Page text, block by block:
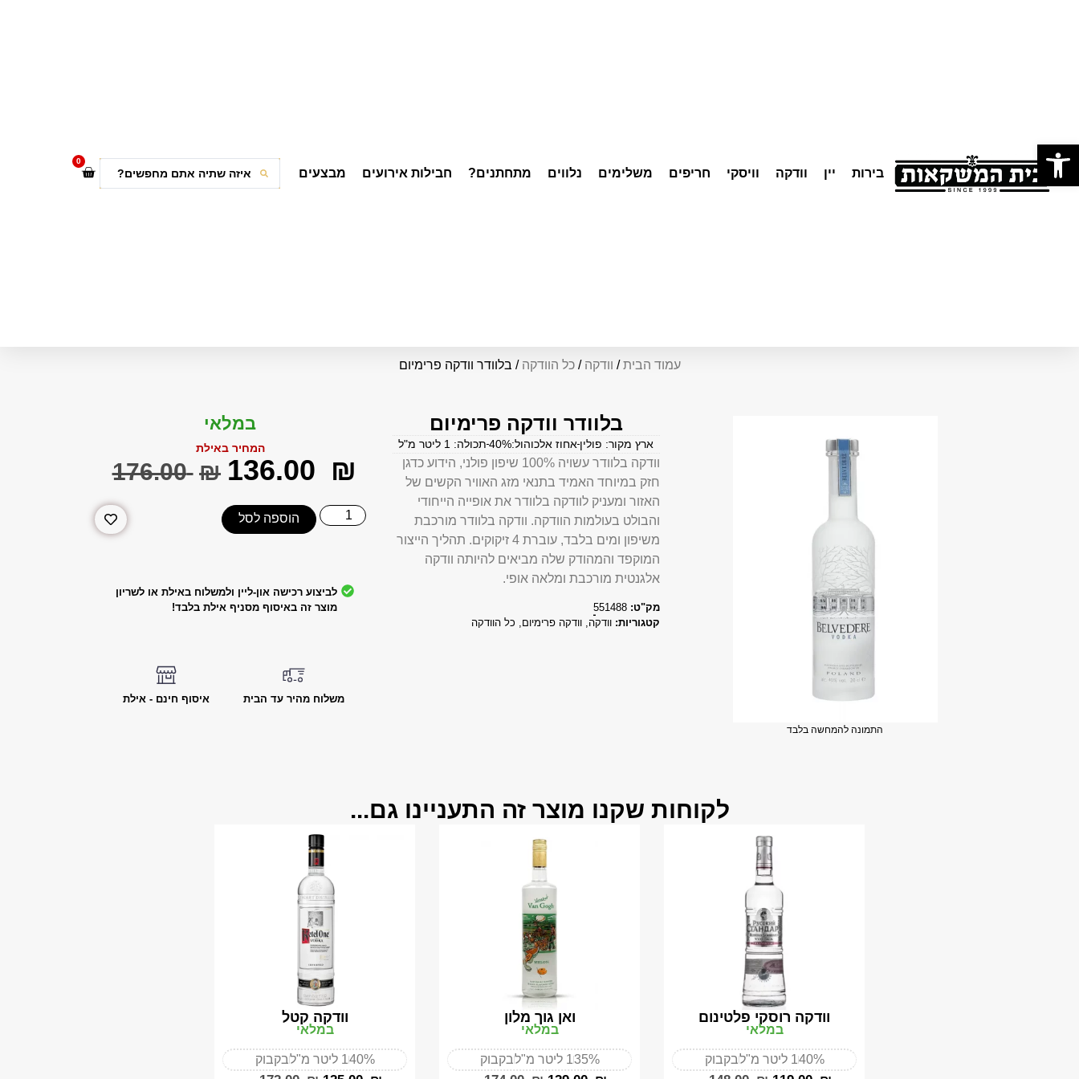
בירות יין וודקה וויסקי חריפים משלימים נלווים מתחתנים? חבילות אירועים מבצעים
0
עמוד הבית/ וודקה /כל הוודקה / בלוודר וודקה פרימיום
התמונה להמחשה בלבד
בלוודר וודקה פרימיום
ארץ מקור: פולין אחוז אלכוהול:40% תכולה: 1 ליטר מ"ל
וודקה בלוודר עשויה 100% שיפון פולני, הידוע כדגן
חזק במיוחד האמיד בתנאי מזג האוויר הקשים של
האזור ומעניק לוודקה בלוודר את אופייה הייחודי
והבולט בעולמות הוודקה. וודקה בלוודר מורכבת
משיפון ומים בלבד, עוברת 4 זיקוקים. תהליך הייצור
המוקפד והמהודק שלה מביאים להיותה וודקה
אלגנטית מורכבת ומלאה אופי.
מק"ט:551488
קטגוריות: וודקה,וודקה פרימיום, כל הוודקה
במלאי
המחיר באילת
‎176.00 ₪ ‎136.00 ₪
הוספה לסל
לביצוע רכישה און-ליין ולמשלוח באילת או לשריון
מוצר זה באיסוף מסניף אילת בלבד!
משלוח מהיר עד הבית איסוף חינם - אילת
לקוחות שקנו מוצר זה התעניינו גם...
וודקה רוסקי פלטינום
במלאי
40%1 ליטר מ"ל בקבוק
ואן גוך מלון
במלאי
35%1 ליטר מ"ל בקבוק
וודקה קטל
במלאי
40%1 ליטר מ"ל בקבוק
פתח סרגל נגישות